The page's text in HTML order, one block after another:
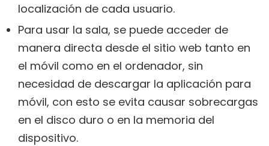
localización de cada usuario.
Para usar la sala, se puede acceder de
manera directa desde el sitio web tanto en
el móvil como en el ordenador, sin
necesidad de descargar la aplicación para
móvil, con esto se evita causar sobrecargas
en el disco duro o en la memoria del
dispositivo.